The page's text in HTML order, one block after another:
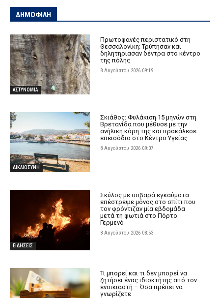
ΔΗΜΟΦΙΛΗ
ΑΣΤΥΝΟΜΙΑ
Πρωτοφανές περιστατικό στη
Θεσσαλονίκη: Τρύπησαν και
δηλητηρίασαν δέντρα στο κέντρο
της πόλης
8 Αυγούστου 2026 09:19
ΔΙΚΑΙΟΣΥΝΗ
Σκιάθος: Φυλάκιση 15 μηνών στη
Βρετανίδα που μέθυσε με την
ανήλικη κόρη της και προκάλεσε
επεισόδιο στο Κέντρο Υγείας
8 Αυγούστου 2026 09:07
ΕΙΔΗΣΕΙΣ
Σκύλος με σοβαρά εγκαύματα
επέστρεψε μόνος στο σπίτι που
τον φρόντιζαν μία εβδομάδα
μετά τη φωτιά στο Πόρτο
Γερμενό
8 Αυγούστου 2026 08:53
Τι μπορεί και τι δεν μπορεί να
ζητήσει ένας ιδιοκτήτης από τον
ενοικιαστή – Όσα πρέπει να
γνωρίζετε